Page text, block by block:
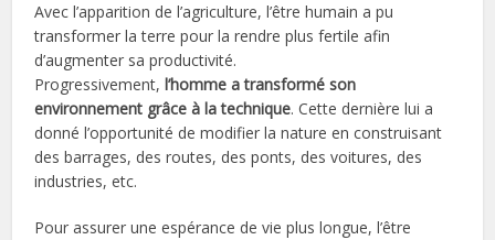
Avec l’apparition de l’agriculture, l’être humain a pu
transformer la terre pour la rendre plus fertile afin
d’augmenter sa productivité.
Progressivement,l’homme a transformé son
environnement grâce à la technique. Cette dernière lui a
donné l’opportunité de modifier la nature en construisant
des barrages, des routes, des ponts, des voitures, des
industries, etc.
Pour assurer une espérance de vie plus longue, l’être